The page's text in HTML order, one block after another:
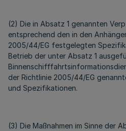
(2) Die in Absatz 1 genannten
entsprechend den in den
2005/44/EG festgelegten
Betrieb der unter Absatz 1
der Richtlinie 2005/44/EG
und Spezifikationen.
(3) Die Maßnahmen im Sinne der